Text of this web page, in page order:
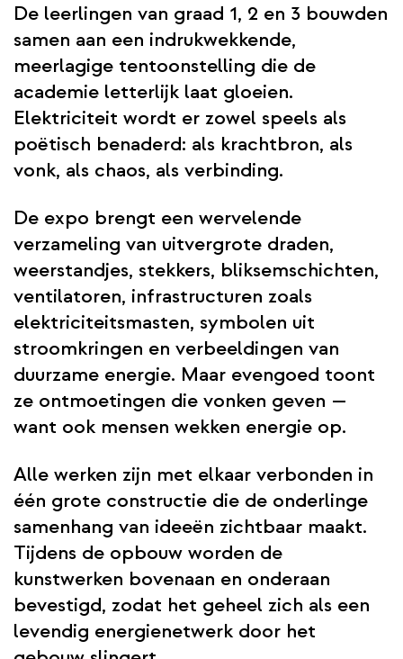
De leerlingen van graad 1, 2 en 3 bouwden
samen aan een indrukwekkende,
meerlagige tentoonstelling die de
academie letterlijk laat gloeien.
Elektriciteit wordt er zowel speels als
poëtisch benaderd: als krachtbron, als
vonk, als chaos, als verbinding.
De expo brengt een wervelende
verzameling van uitvergrote draden,
weerstandjes, stekkers, bliksemschichten,
ventilatoren, infrastructuren zoals
elektriciteitsmasten, symbolen uit
stroomkringen en verbeeldingen van
duurzame energie. Maar evengoed toont
ze ontmoetingen die vonken geven —
want ook mensen wekken energie op.
Alle werken zijn met elkaar verbonden in
één grote constructie die de onderlinge
samenhang van ideeën zichtbaar maakt.
Tijdens de opbouw worden de
kunstwerken bovenaan en onderaan
bevestigd, zodat het geheel zich als een
levendig energienetwerk door het